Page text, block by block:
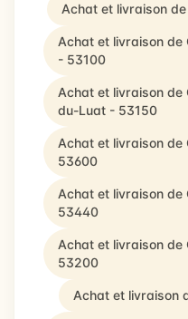
Achat et livraison
Achat et livraison de
- 53100
Achat et livraison de
du-Luat - 53150
Achat et livraison de
53600
Achat et livraison de
53440
Achat et livraison de
53200
Achat et livraison